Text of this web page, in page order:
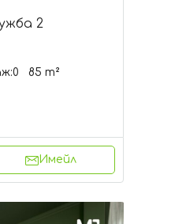
2
0 85 m²
Имейл